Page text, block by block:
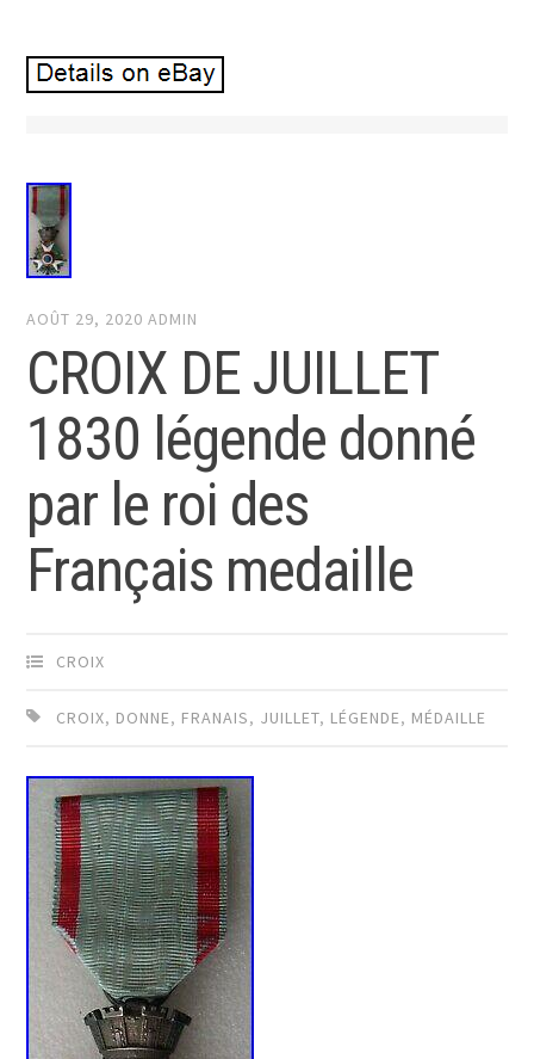
AOÛT 29, 2020 ADMIN
CROIX DE JUILLET
1830 légende donné
par le roi des
Français medaille
CROIX
CROIX, DONNE, FRANAIS, JUILLET, LÉGENDE, MÉDAILLE